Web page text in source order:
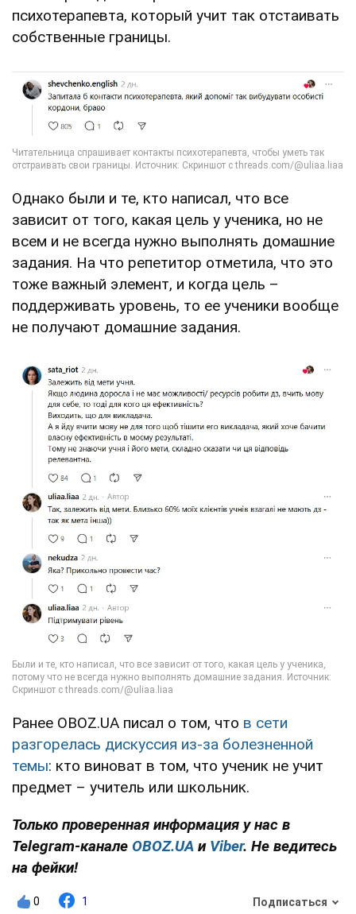
психотерапевта, который учит так отстаивать
собственные границы.
Однако были и те, кто написал, что все
зависит от того, какая цель у ученика, но не
всем и не всегда нужно выполнять домашние
задания. На что репетитор отметила, что это
тоже важный элемент, и когда цель –
поддерживать уровень, то ее ученики вообще
не получают домашние задания.
Ранее OBOZ.UA писал о том, что в сети
разгорелась дискуссия из-за болезненной
темы: кто виноват в том, что ученик не учит
предмет – учитель или школьник.
Только проверенная информация у нас в
Telegram-канале OBOZ.UA и Viber. Не ведитесь
на фейки!
0 1 Подписаться